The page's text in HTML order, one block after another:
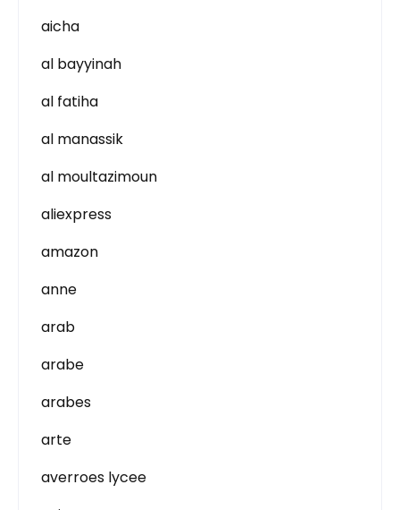
aicha
al bayyinah
al fatiha
al manassik
al moultazimoun
aliexpress
amazon
anne
arab
arabe
arabes
arte
averroes lycee